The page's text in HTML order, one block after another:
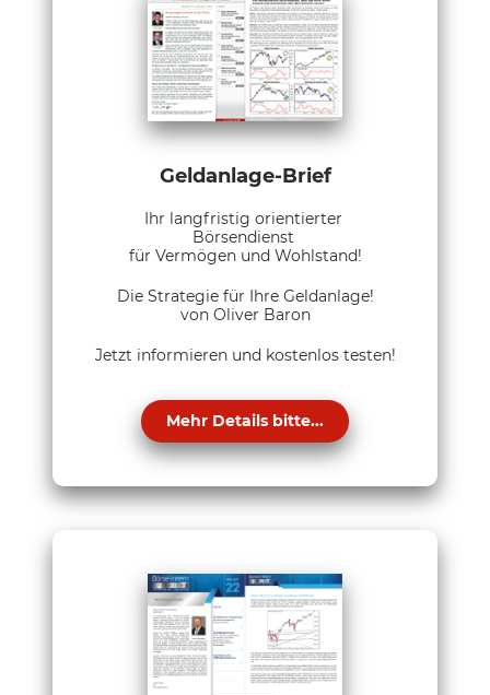
Geldanlage-Brief
Ihr langfristig orientierter
Börsendienst
für Vermögen und Wohlstand!
Die Strategie für Ihre Geldanlage!
von Oliver Baron
Jetzt informieren und kostenlos testen!
Mehr Details bitte...